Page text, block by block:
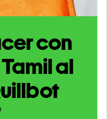
con
al